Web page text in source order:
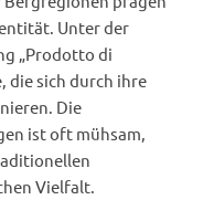
Unter der
„Prodotto di
die sich durch ihre
Die
ist oft mühsam,
Vielfalt.